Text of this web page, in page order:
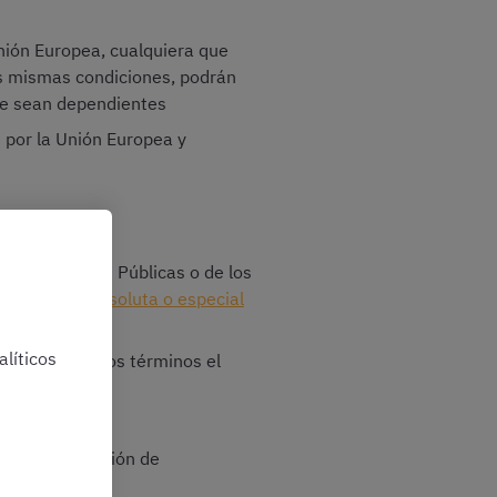
Europea, cualquiera que
condiciones, podrán
sean dependientes
la Unión Europea y
Públicas o de los
absoluta o especial
en los mismos términos el
de presentación de